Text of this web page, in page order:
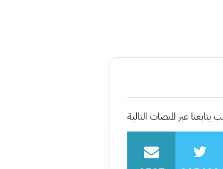
يتابعنا عبر المنصات التالية